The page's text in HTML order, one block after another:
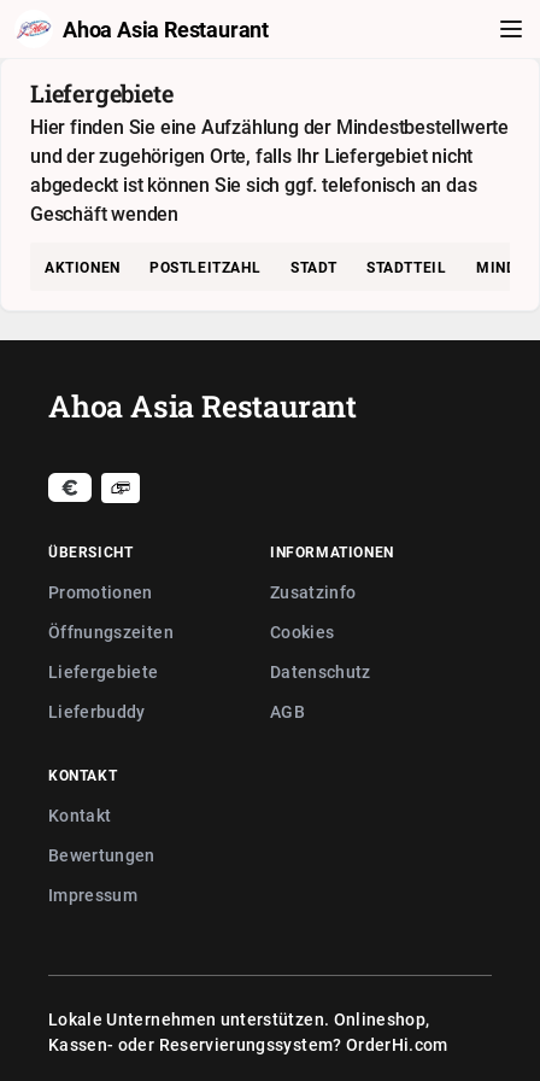
Ahoa Asia Restaurant
Liefergebiete
Hier finden Sie eine Aufzählung der Mindestbestellwerte
und der zugehörigen Orte, falls Ihr Liefergebiet nicht
abgedeckt ist können Sie sich ggf. telefonisch an das
Geschäft wenden
AKTIONEN POSTLEITZAHL STADT STADTTEIL
Ahoa Asia Restaurant
ÜBERSICHT
Promotionen
Öffnungszeiten
Liefergebiete
Lieferbuddy
INFORMATIONEN
Zusatzinfo
Cookies
Datenschutz
AGB
KONTAKT
Kontakt
Bewertungen
Impressum
Lokale Unternehmen unterstützen. Onlineshop,
Kassen- oder Reservierungssystem? OrderHi.com